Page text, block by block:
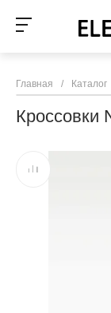
Главная / Каталог
Кроссовки